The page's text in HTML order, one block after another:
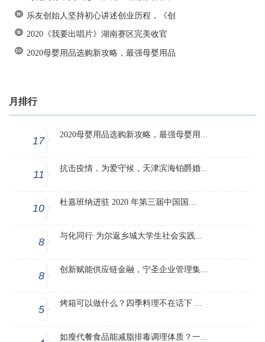
乐友创始人坚持初心讲述创业历程，《创
2020《我要出唱片》湖南赛区完美收官
2020母婴用品选购新攻略，最强母婴用品
月排行
17
2020母婴用品选购新攻略，最强母婴用...
11
抗击疫情，为爱守候，天津滨海铂爵婚...
10
杜嘉班纳进驻 2020 年第三届中国国...
8
与化同行·为尔返乡城大学生社会实践...
8
创新赋能供应链金融，宁圣企业管理集...
5
烤箱可以做什么？四季料理不在话下 ...
如瘦代餐食品能减脂排毒调理体质？一...